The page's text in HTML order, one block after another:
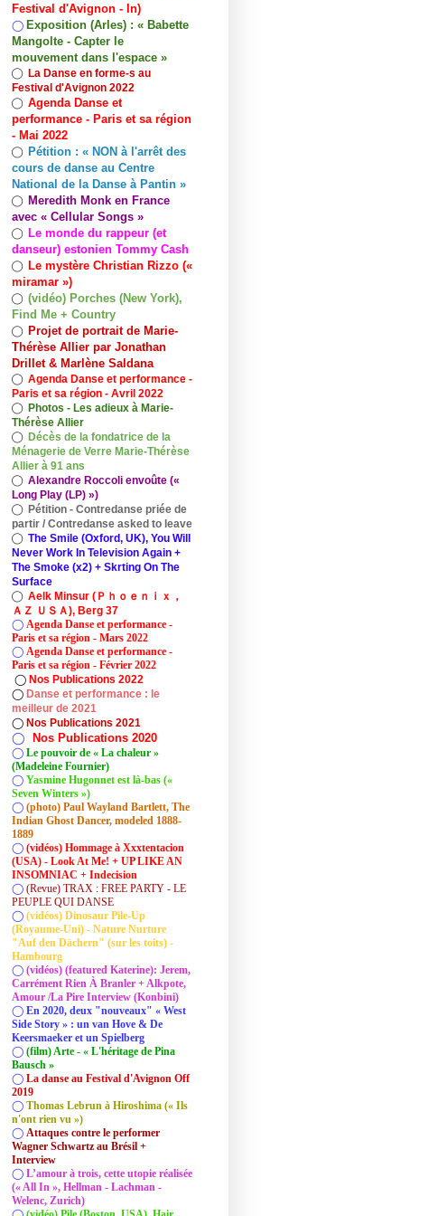
Festival d'Avignon - In)
◯ Exposition (Arles) : « Babette
Mangolte - Capter le
mouvement dans l'espace »
◯ La Danse en forme-s au
Festival d'Avignon 2022
◯ Agenda Danse et
performance - Paris et sa région
- Mai 2022
◯ Pétition : « NON à l'arrêt des
cours de danse au Centre
National de la Danse à Pantin »
◯ Meredith Monk en France
avec « Cellular Songs »
◯ Le monde du rappeur (et
danseur) estonien Tommy Cash
◯ Le mystère Christian Rizzo («
miramar »)
◯ (vidéo) Porches (New York),
Find Me + Country
◯ Projet de portrait de Marie-
Thérèse Allier par Jonathan
Drillet & Marlène Saldana
◯ Agenda Danse et performance -
Paris et sa région - Avril 2022
◯ Photos - Les adieux à Marie-
Thérèse Allier
◯ Décès de la fondatrice de la
Ménagerie de Verre Marie-Thérèse
Allier à 91 ans
◯ Alexandre Roccoli envoûte («
Long Play (LP) »)
◯ Pétition - Contredanse priée de
partir / Contredanse asked to leave
◯ The Smile (Oxford, UK), You Will
Never Work In Television Again +
The Smoke (x2) + Skrting On The
Surface
◯ Aelk Minsur (Ｐｈｏｅｎｉｘ，
ＡＺ ＵＳＡ), Berg 37
◯ Agenda Danse et performance -
Paris et sa région - Mars 2022
◯ Agenda Danse et performance -
Paris et sa région - Février 2022
◯ Nos Publications 2022
◯ Danse et performance : le
meilleur de 2021
◯ Nos Publications 2021
◯ Nos Publications 2020
◯ Le pouvoir de « La chaleur »
(Madeleine Fournier)
◯ Yasmine Hugonnet est là-bas («
Seven Winters »)
◯ (photo) Paul Wayland Bartlett, The
Indian Ghost Dancer, modeled 1888-
1889
◯ (vidéos) Hommage à Xxxtentacion
(USA) - Look At Me! + UP LIKE AN
INSOMNIAC + Indecision
◯ (Revue) TRAX : FREE PARTY - LE
PEUPLE QUI DANSE
◯ (vidéos) Dinosaur Pile-Up
(Royaume-Uni) - Nature Nurture
"Auf den Dächern" (sur les toits) -
Hambourg
◯ (vidéos) (featured Katerine): Jerem,
Carrément Rien À Branler + Alkpote,
Amour /La Pire Interview (Konbini)
◯ En 2020, deux "nouveaux" « West
Side Story » : un van Hove & De
Keersmaeker et un Spielberg
◯ (film) Arte - « L'héritage de Pina
Bausch »
◯ La danse au Festival d'Avignon Off
2019
◯ Thomas Lebrun à Hiroshima (« Ils
n'ont rien vu »)
◯ Attaques contre le performer
Wagner Schwartz au Brésil +
Interview
◯ L’amour à trois, cette utopie réalisée
(« All In », Hellman - Lachman -
Welenc, Zurich)